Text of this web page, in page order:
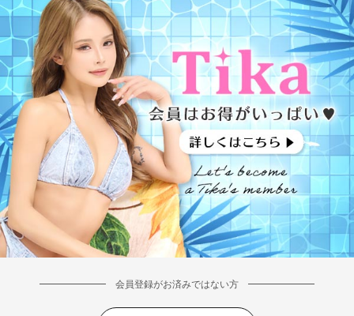
会員登録がお済みではない方